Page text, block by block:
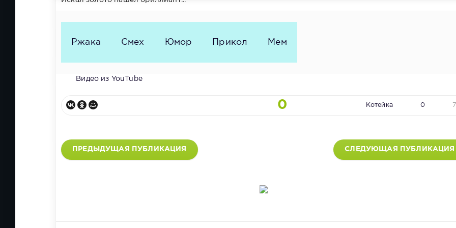
Ржака Смех Юмор Прикол Мем
Видео из YouTube
0 Котейка 0
ПРЕДЫДУЩАЯ ПУБЛИКАЦИЯ СЛЕДУЮЩАЯ ПУБЛИКАЦИЯ